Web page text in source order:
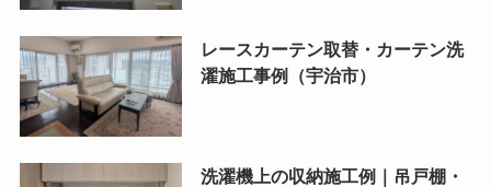
レースカーテン取替・カーテン洗
濯施工事例（宇治市）
洗濯機上の収納施工例｜吊戸棚・